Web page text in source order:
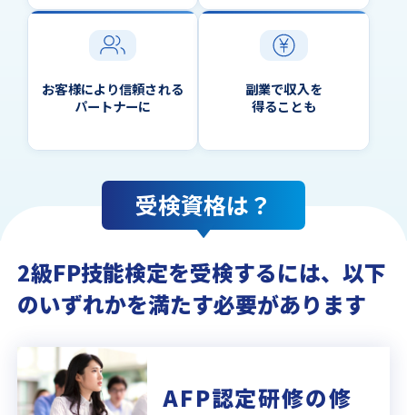
お客様により信頼される
パートナーに
副業で収入を
得ることも
受検資格は？
2級FP技能検定を受検するには、以下
のいずれかを満たす必要があります
AFP認定研修の修